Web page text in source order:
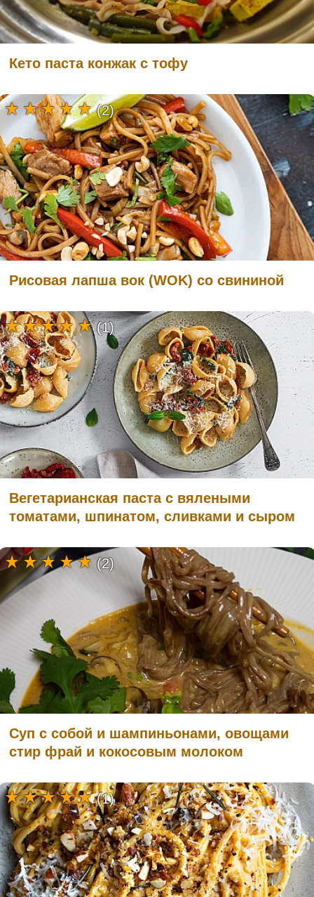
Кето паста конжак с тофу
Рисовая лапша вок (WOK) со свининой
(2)
Вегетарианская паста с вялеными
томатами, шпинатом, сливками и сыром
(1)
Суп с собой и шампиньонами, овощами
стир фрай и кокосовым молоком
(2)
(1)